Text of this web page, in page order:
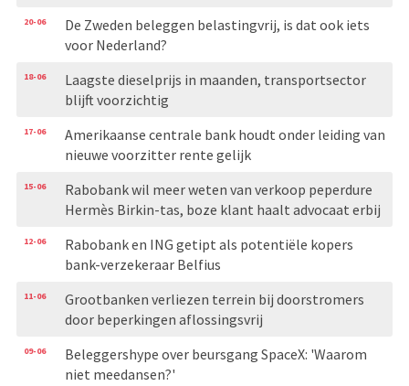
20-06
De Zweden beleggen belastingvrij, is dat ook iets
voor Nederland?
18-06
Laagste dieselprijs in maanden, transportsector
blijft voorzichtig
17-06
Amerikaanse centrale bank houdt onder leiding van
nieuwe voorzitter rente gelijk
15-06
Rabobank wil meer weten van verkoop peperdure
Hermès Birkin-tas, boze klant haalt advocaat erbij
12-06
Rabobank en ING getipt als potentiële kopers
bank-verzekeraar Belfius
11-06
Grootbanken verliezen terrein bij doorstromers
door beperkingen aflossingsvrij
09-06
Beleggershype over beursgang SpaceX: 'Waarom
niet meedansen?'